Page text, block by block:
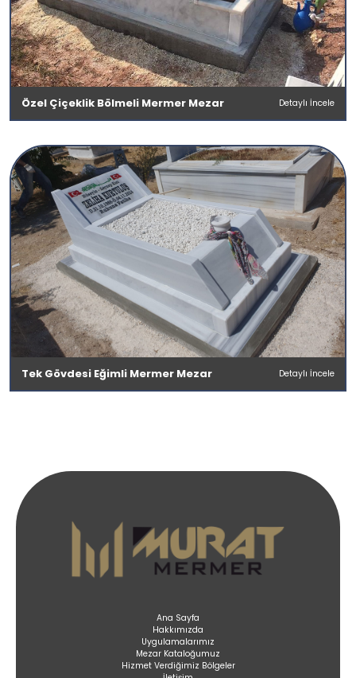
Özel Çiçeklik Bölmeli Mermer Mezar Detaylı İncele
Tek Gövdesi Eğimli Mermer Mezar Detaylı İncele
Ana Sayfa
Hakkımızda
Uygulamalarımız
Mezar Kataloğumuz
Hizmet Verdiğimiz Bölgeler